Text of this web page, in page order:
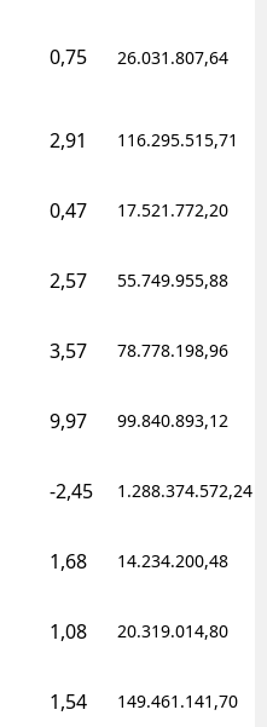
0,75 26.031.807,64
2,91 116.295.515,71
0,47 17.521.772,20
2,57 55.749.955,88
3,57 78.778.198,96
9,97 99.840.893,12
-2,45 1.288.374.572,24
1,68 14.234.200,48
1,08 20.319.014,80
1,54 149.461.141,70